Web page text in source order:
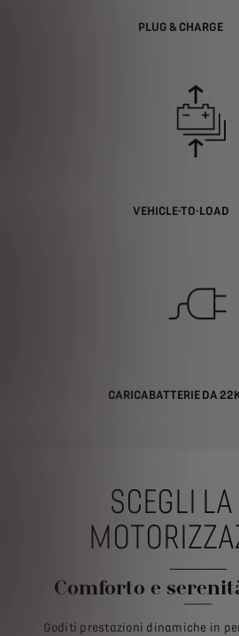
PLUG & CHARGE
VEHICLE-TO-LOAD
CARICABATTERIE DA
SCEGLI
Comforto e
Goditi prestazioni dinamiche in